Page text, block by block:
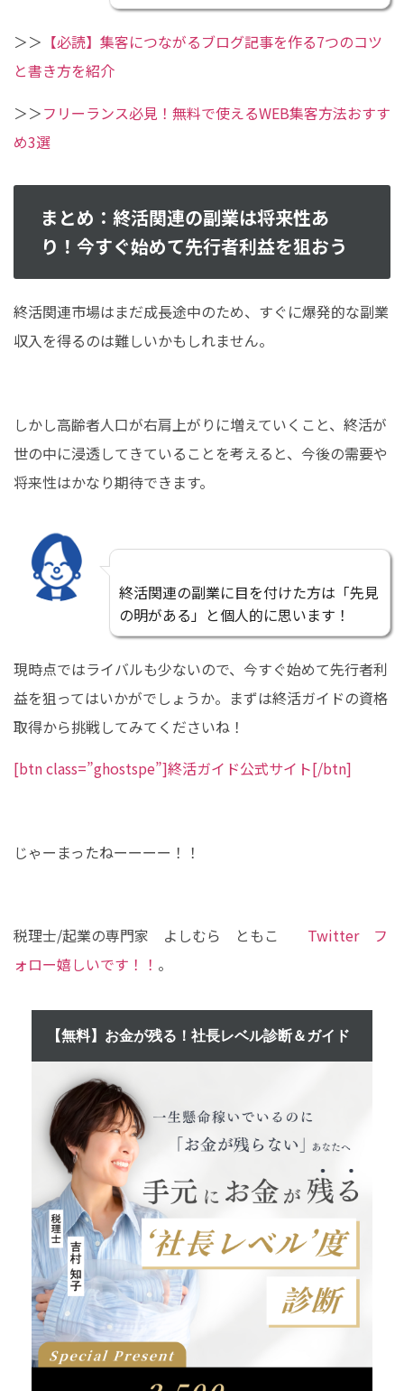
＞＞ 【必読】集客につながるブログ記事を作る7つのコツ
と書き方を紹介
＞＞フリーランス必見！無料で使えるWEB集客方法おすす
め3選
まとめ：終活関連の副業は将来性あ
り！今すぐ始めて先行者利益を狙おう
終活関連市場はまだ成長途中のため、すぐに爆発的な副業
収入を得るのは難しいかもしれません。
しかし高齢者人口が右肩上がりに増えていくこと、終活が
世の中に浸透してきていることを考えると、今後の需要や
将来性はかなり期待できます。
終活関連の副業に目を付けた方は「先見
の明がある」と個人的に思います！
現時点ではライバルも少ないので、今すぐ始めて先行者利
益を狙ってはいかがでしょうか。まずは終活ガイドの資格
取得から挑戦してみてくださいね！
[btn class=”ghostspe”]終活ガイド公式サイト[/btn]
じゃーまったねーーーー！！
税理士/起業の専門家 よしむら ともこ Twitter フ
ォロー嬉しいです！！ 。
【無料】お金が残る！社長レベル診断＆ガイド